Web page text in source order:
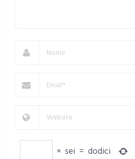
× sei = dodici